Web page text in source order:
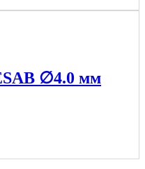
∅4.0 мм